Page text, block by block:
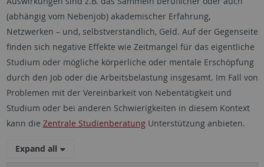
(abhängig vom Nebenjob) akademischer Erfahrung,
Netzwerken – und, selbstverständlich, Geld. Auf der Gegenseite
finden sich negative Effekte wie Zeitmangel für das eigentliche
Studium oder mögliche körperliche oder mentale Erschöpfung
durch den Job oder die Arbeitsbelastung insgesamt. Im Fall von
Problemen mit der Vereinbarkeit von Nebentätigkeit und
Studium oder bei anderen Schwierigkeiten in diesem Kontext
kann die Zentrale StudienberatungUnterstützung anbieten.
Expand all